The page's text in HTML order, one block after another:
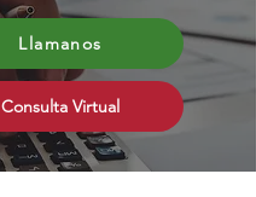
Llamanos
Consulta Virtual